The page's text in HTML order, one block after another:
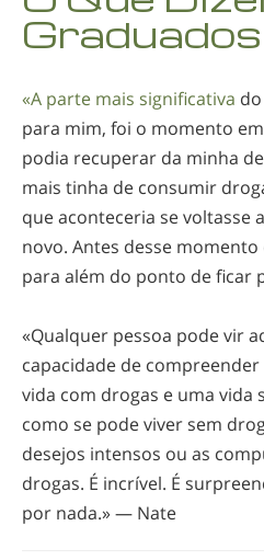
Graduados
«A parte mais significativa
para mim, foi o momento
podia recuperar da minha
mais tinha de consumir
que aconteceria se voltasse
novo. Antes desse
para além do ponto de ficar
«Qualquer pessoa pode vir
capacidade de
vida com drogas e uma vida
como se pode viver sem
desejos intensos ou as
drogas. É incrível. É
por nada.» — Nate